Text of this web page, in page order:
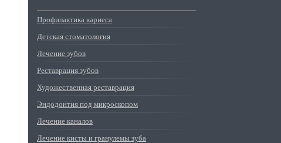
Профилактика кариеса
Детская стоматология
Лечение зубов
Реставрация зубов
Художественная реставрация
Эндодонтия под микроскопом
Лечение каналов
Лечение кисты и гранулемы зуба